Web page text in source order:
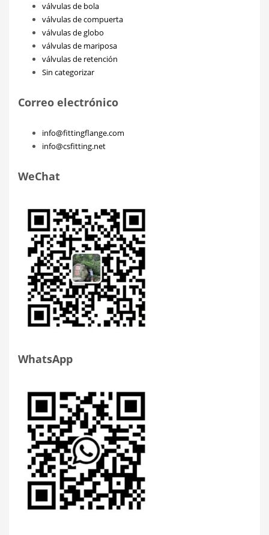
válvulas de bola
válvulas de compuerta
válvulas de globo
válvulas de mariposa
válvulas de retención
Sin categorizar
Correo electrónico
info@fittingflange.com
info@csfitting.net
WeChat
WhatsApp